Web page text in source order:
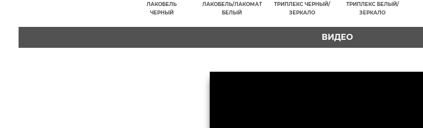
ЛАКОБЕЛЬ
ЧЕРНЫЙ
ЛАКОБЕЛЬ/ЛАКОМАТ
БЕЛЫЙ
ТРИПЛЕКС ЧЕРНЫЙ/
ЗЕРКАЛО
ТРИПЛЕКС БЕЛЫЙ/
ЗЕРКАЛО
ВИДЕО